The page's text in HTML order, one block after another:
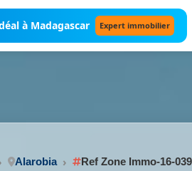
à Madagascar Expert immobilier
Alarobia Ref Zone Immo-16-